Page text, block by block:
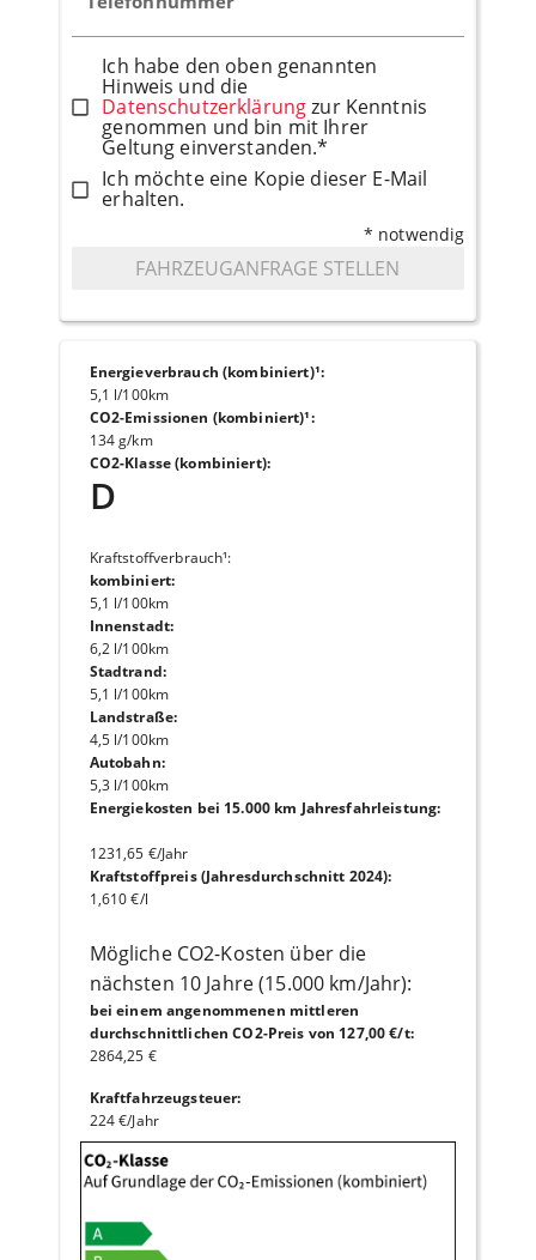
Ich habe den oben genannten
Hinweis und die
Datenschutzerklärungzur Kenntnis
genommen und bin mit Ihrer
Geltung einverstanden.*
Ich möchte eine Kopie dieser E-Mail
erhalten.
* notwendig
FAHRZEUGANFRAGE STELLEN
Energieverbrauch (kombiniert)¹:
5,1 l/100km
CO2-Emissionen (kombiniert)¹:
134 g/km
CO2-Klasse (kombiniert):
D
Kraftstoffverbrauch¹:
kombiniert:
5,1 l/100km
Innenstadt:
6,2 l/100km
Stadtrand:
5,1 l/100km
Landstraße:
4,5 l/100km
Autobahn:
5,3 l/100km
Energiekosten bei 15.000 km Jahresfahrleistung:
1231,65 €/Jahr
Kraftstoffpreis (Jahresdurchschnitt 2024):
1,610 €/l
Mögliche CO2-Kosten über die
nächsten 10 Jahre (15.000 km/Jahr):
bei einem angenommenen mittleren
durchschnittlichen CO2-Preis von 127,00 €/t:
2864,25 €
Kraftfahrzeugsteuer:
224 €/Jahr